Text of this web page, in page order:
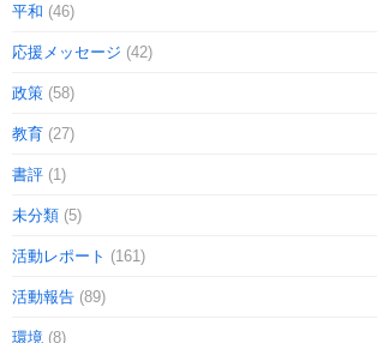
平和 (46)
応援メッセージ (42)
政策 (58)
教育 (27)
書評 (1)
未分類 (5)
活動レポート (161)
活動報告 (89)
環境 (8)